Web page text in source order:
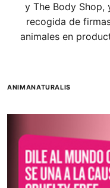
y The Body Shop,
recogida de
animales en
ANIMANATURALIS